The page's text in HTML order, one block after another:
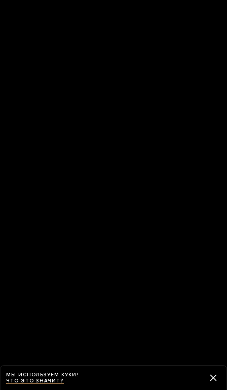
МЫ ИСПОЛЬЗУЕМ КУКИ!
ЧТО ЭТО ЗНАЧИТ?